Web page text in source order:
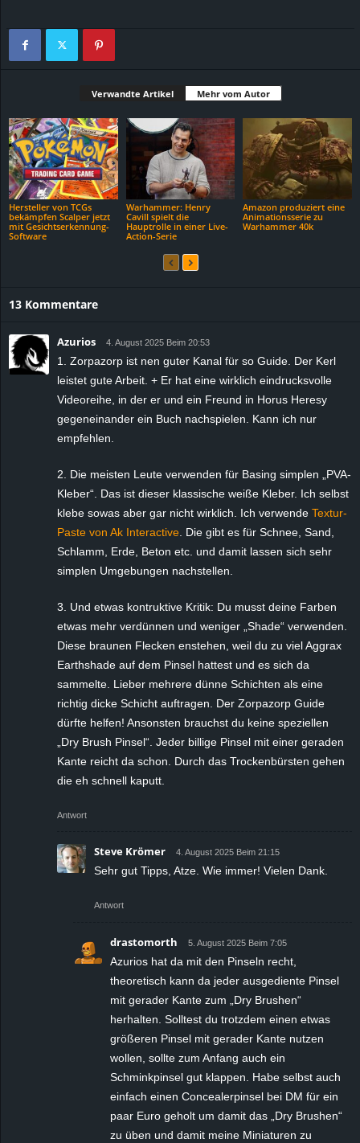
Verwandte Artikel Mehr vom Autor
Hersteller von TCGs
bekämpfen Scalper jetzt
mit Gesichtserkennung-
Software
Warhammer: Henry
Cavill spielt die
Hauptrolle in einer Live-
Action-Serie
Amazon produziert eine
Animationsserie zu
Warhammer 40k
13 Kommentare
Azurios 4. August 2025 Beim 20:53
1. Zorpazorp ist nen guter Kanal für so Guide. Der Kerl
leistet gute Arbeit. + Er hat eine wirklich eindrucksvolle
Videoreihe, in der er und ein Freund in Horus Heresy
gegeneinander ein Buch nachspielen. Kann ich nur
empfehlen.
2. Die meisten Leute verwenden für Basing simplen „PVA-
Kleber“. Das ist dieser klassische weiße Kleber. Ich selbst
klebe sowas aber gar nicht wirklich. Ich verwende Textur-
Paste von Ak Interactive. Die gibt es für Schnee, Sand,
Schlamm, Erde, Beton etc. und damit lassen sich sehr
simplen Umgebungen nachstellen.
3. Und etwas kontruktive Kritik: Du musst deine Farben
etwas mehr verdünnen und weniger „Shade“ verwenden.
Diese braunen Flecken enstehen, weil du zu viel Aggrax
Earthshade auf dem Pinsel hattest und es sich da
sammelte. Lieber mehrere dünne Schichten als eine
richtig dicke Schicht auftragen. Der Zorpazorp Guide
dürfte helfen! Ansonsten brauchst du keine speziellen
„Dry Brush Pinsel“. Jeder billige Pinsel mit einer geraden
Kante reicht da schon. Durch das Trockenbürsten gehen
die eh schnell kaputt.
Antwort
Steve Krömer 4. August 2025 Beim 21:15
Sehr gut Tipps, Atze. Wie immer! Vielen Dank.
Antwort
drastomorth 5. August 2025 Beim 7:05
Azurios hat da mit den Pinseln recht,
theoretisch kann da jeder ausgediente Pinsel
mit gerader Kante zum „Dry Brushen“
herhalten. Solltest du trotzdem einen etwas
größeren Pinsel mit gerader Kante nutzen
wollen, sollte zum Anfang auch ein
Schminkpinsel gut klappen. Habe selbst auch
einfach einen Concealerpinsel bei DM für ein
paar Euro geholt um damit das „Dry Brushen“
zu üben und damit meine Miniaturen zu